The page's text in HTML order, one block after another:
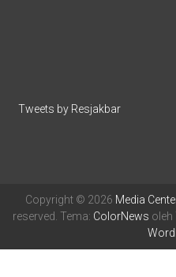
Tweets by Resjakbar
Copyright © 2026 Media
reserved. Tema: ColorNews oleh